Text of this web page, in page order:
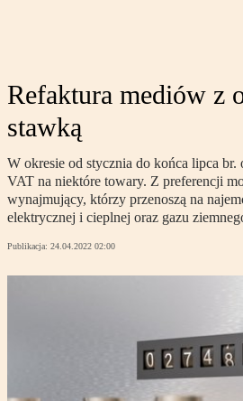
Refaktura mediów z
stawką
W okresie od stycznia do końca lipca br.
VAT na niektóre towary. Z preferencji
wynajmujący, którzy przenoszą na
elektrycznej i cieplnej oraz gazu
Publikacja: 24.04.2022 02:00